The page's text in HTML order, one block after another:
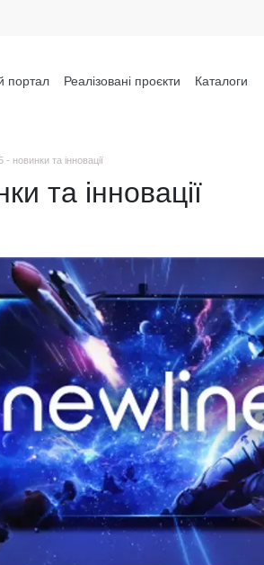
портал Реалізовані проєкти
Каталоги
новинки та інновації
та інновації